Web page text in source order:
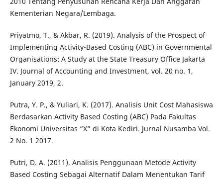
Kementerian Negara/Lembaga.
Priyatmo, T., & Akbar, R. (2019). Analysis of the Prospect of
Implementing Activity-Based Costing (ABC) in Governmental
Organisations: A Study at the State Treasury Office Jakarta
IV. Journal of Accounting and Investment, vol. 20 no. 1,
January 2019, 2.
Putra, Y. P., & Yuliari, K. (2017). Analisis Unit Cost Mahasiswa
Berdasarkan Activity Based Costing (ABC) Pada Fakultas
Ekonomi Universitas “X” di Kota Kediri. Jurnal Nusamba Vol.
2 No. 1 2017.
Putri, D. A. (2011). Analisis Penggunaan Metode Activity
Based Costing Sebagai Alternatif Dalam Menentukan Tarif